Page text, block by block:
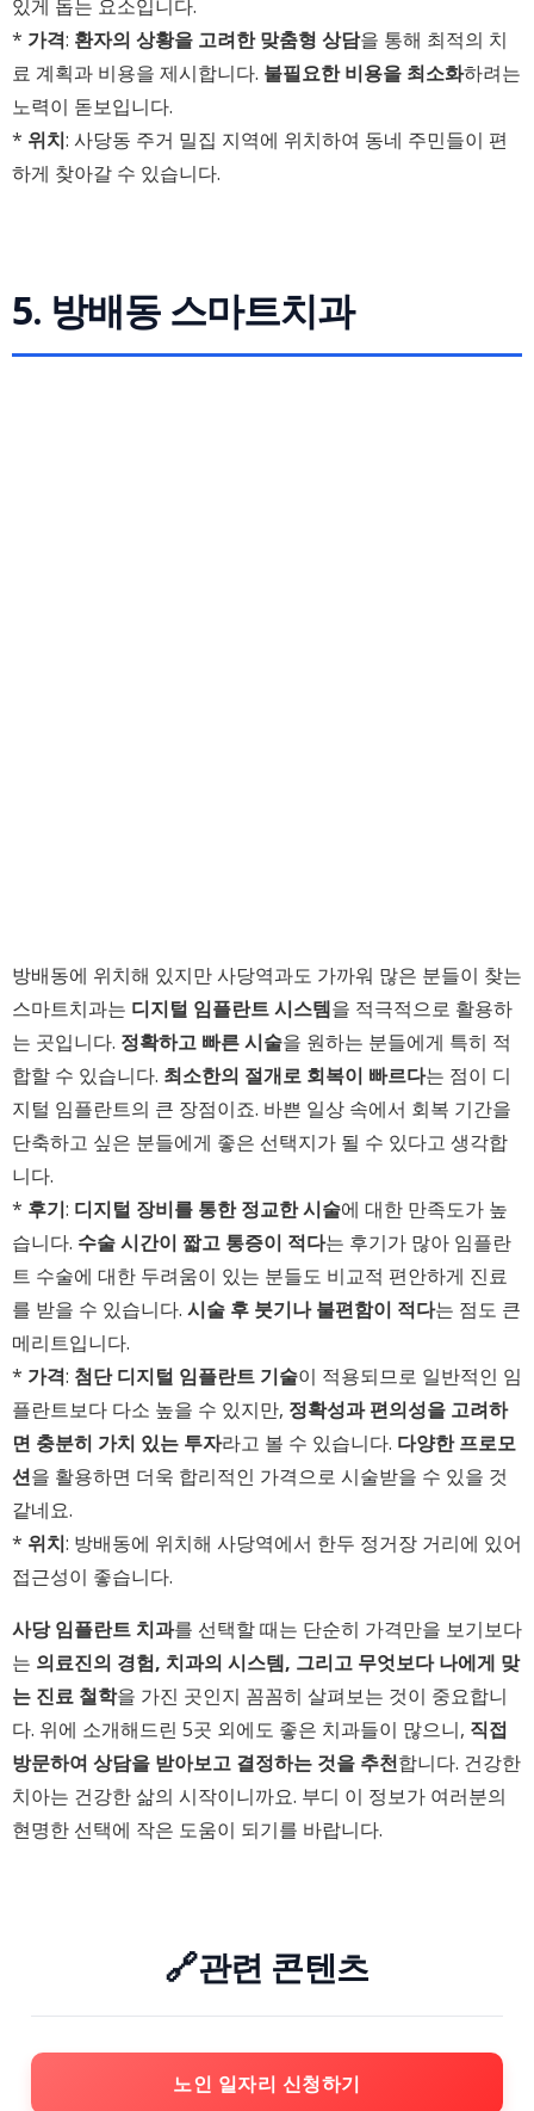
있게 돕는 요소입니다.
* 가격: 환자의 상황을 고려한 맞춤형 상담을 통해 최적의 치
료 계획과 비용을 제시합니다. 불필요한 비용을 최소화하려는
노력이 돋보입니다.
* 위치: 사당동 주거 밀집 지역에 위치하여 동네 주민들이 편
하게 찾아갈 수 있습니다.
5. 방배동 스마트치과
방배동에 위치해 있지만 사당역과도 가까워 많은 분들이 찾는
스마트치과는 디지털 임플란트 시스템을 적극적으로 활용하
는 곳입니다. 정확하고 빠른 시술을 원하는 분들에게 특히 적
합할 수 있습니다. 최소한의 절개로 회복이 빠르다는 점이 디
지털 임플란트의 큰 장점이죠. 바쁜 일상 속에서 회복 기간을
단축하고 싶은 분들에게 좋은 선택지가 될 수 있다고 생각합
니다.
* 후기: 디지털 장비를 통한 정교한 시술에 대한 만족도가 높
습니다. 수술 시간이 짧고 통증이 적다는 후기가 많아 임플란
트 수술에 대한 두려움이 있는 분들도 비교적 편안하게 진료
를 받을 수 있습니다. 시술 후 붓기나 불편함이 적다는 점도 큰
메리트입니다.
* 가격: 첨단 디지털 임플란트 기술이 적용되므로 일반적인 임
플란트보다 다소 높을 수 있지만, 정확성과 편의성을 고려하
면 충분히 가치 있는 투자라고 볼 수 있습니다. 다양한 프로모
션을 활용하면 더욱 합리적인 가격으로 시술받을 수 있을 것
같네요.
* 위치: 방배동에 위치해 사당역에서 한두 정거장 거리에 있어
접근성이 좋습니다.
사당 임플란트 치과를 선택할 때는 단순히 가격만을 보기보다
는 의료진의 경험, 치과의 시스템, 그리고 무엇보다 나에게 맞
는 진료 철학을 가진 곳인지 꼼꼼히 살펴보는 것이 중요합니
다. 위에 소개해드린 5곳 외에도 좋은 치과들이 많으니, 직접
방문하여 상담을 받아보고 결정하는 것을 추천합니다. 건강한
치아는 건강한 삶의 시작이니까요. 부디 이 정보가 여러분의
현명한 선택에 작은 도움이 되기를 바랍니다.
🔗관련 콘텐츠
노인 일자리 신청하기